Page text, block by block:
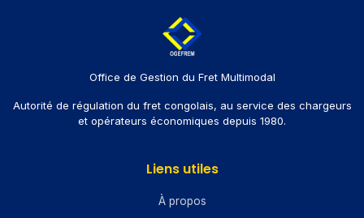
Office de Gestion du Fret Multimodal
Autorité de régulation du fret congolais, au service des chargeurs
et opérateurs économiques depuis 1980.
Liens utiles
À propos